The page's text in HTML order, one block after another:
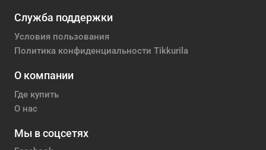
Служба поддержки
Условия пользования
Политика конфиденциальности Tikkurila
О компании
Где купить
О нас
Мы в соцсетях